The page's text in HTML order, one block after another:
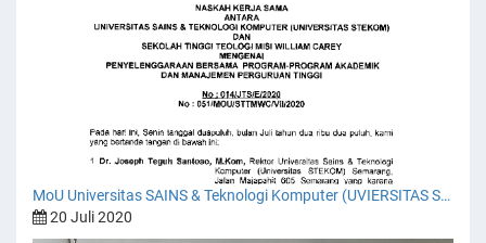
MoU Universitas SAINS & Teknologi Komputer (UVIERSITAS STEKOM) dengan Sekolah Tinggi Teologi Misi William Carey Medan.
20 Juli 2020